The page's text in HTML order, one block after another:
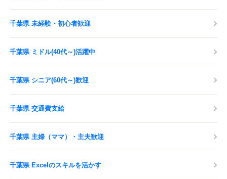
千葉県 未経験・初心者歓迎
千葉県 ミドル(40代～)活躍中
千葉県 シニア(60代～)歓迎
千葉県 交通費支給
千葉県 主婦（ママ）・主夫歓迎
千葉県 Excelのスキルを活かす